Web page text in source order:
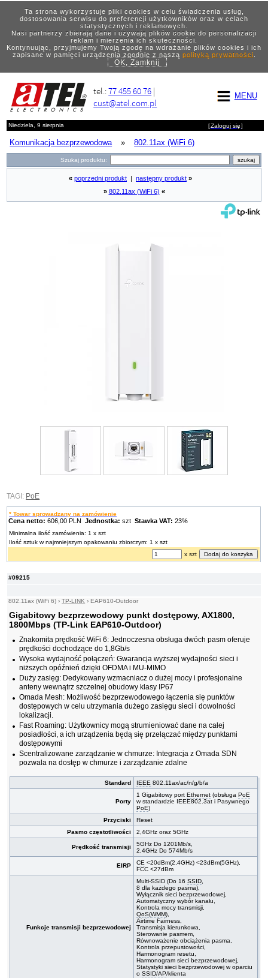
Ta strona wykorzystuje pliki cookies w celu świadczenia usług,
dostosowania serwisu do preferencji użytkowników oraz w celach
statystycznych i reklamowych.
Nasi partnerzy zbierają dane i używają plików cookie do personalizacji
reklam i mierzenia ich skuteczności.
Kontynuując, przyjmujemy Twoją zgodę na wdrażanie plików cookies i ich
zapisane w pamięci urządzenia zgodnie z naszą polityką prywatności.
OK, Zamknij
MENU
tel.:77 455 60 76 |
cust@atel.com.pl
Niedziela, 9 sierpnia [Zaloguj się]
Komunikacja bezprzewodowa » 802.11ax (WiFi 6)
Szukaj produktu:
#09215
802.11ax (WiFi 6) ›TP-LINK ›EAP610-Outdoor
Gigabitowy bezprzewodowy punkt dostępowy, AX1800,
1800Mbps (TP-Link EAP610-Outdoor)
Znakomita prędkość WiFi 6: Jednoczesna obsługa dwóch pasm oferuje
prędkości dochodzące do 1,8Gb/s
Wysoka wydajność połączeń: Gwarancja wyższej wydajności sieci i
niższych opóźnień dzięki OFDMA i MU-MIMO
Duży zasięg: Dedykowany wzmacniacz o dużej mocy i profesjonalne
anteny wewnątrz szczelnej obudowy klasy IP67
Omada Mesh: Możliwość bezprzewodowego łączenia się punktów
dostępowych w celu utrzymania dużego zasięgu sieci i dowolności
lokalizacji.
Fast Roaming: Użytkownicy mogą strumieniować dane na całej
posiadłości, a ich urządzenia będą się przełączać między punktami
dostępowymi
Scentralizowane zarządzanie w chmurze: Integracja z Omada SDN
pozwala na dostęp w chmurze i zarządzanie zdalne
Standard IEEE 802.11ax/ac/n/g/b/a
Porty
1 Gigabitowy portEthernet (obsługaPoE
w standardzie IEEE802.3at i Pasywnego
PoE)
Przyciski
Reset
Pasmo częstotliwości
2,4GHz oraz 5GHz
Prędkość transmisji
5GHz Do 1201Mb/s,
2,4GHz Do 574Mb/s
EIRP CE <20dBm(2,4GHz) <23dBm(5GHz),
FCC <27dBm
Funkcje transmisji bezprzewodowej
Multi-SSID (Do 16SSID,
8 dla każdego pasma),
Wyłącznik sieci bezprzewodowej,
Automatyczny wybór kanału,
Kontrola mocy transmisji,
QoS(WMM),
Airtime Fairness,
Transmisja kierunkowa,
Sterowanie pasmem,
Równoważenie obciążenia pasma,
Kontrola przepustowości,
Harmonogram resetu,
Harmonogram sieci bezprzewodowej,
Statystyki sieci bezprzewodowej w oparciu
oSSID/AP/klienta
« poprzedni produkt następny produkt »
» 802.11ax (WiFi 6) «
TAGI: PoE
* Towar sprowadzany na zamówienie
Cena netto: 606,00 PLNJednostka: sztStawka VAT: 23%
Minimalna ilość zamówienia: 1 x szt
Ilość sztuk w najmniejszym opakowaniu zbiorczym: 1 x szt
x szt